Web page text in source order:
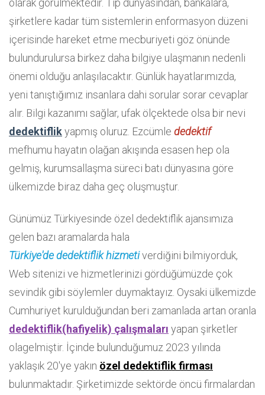
şirketlere kadar tüm sistemlerin enformasyon düzeni
içerisinde hareket etme mecburiyeti göz önünde
bulundurulursa birkez daha bilgiye ulaşmanın nedenli
önemi olduğu anlaşılacaktır. Günlük hayatlarımızda,
yeni tanıştığımız insanlara dahi sorular sorar cevaplar
alır. Bilgi kazanımı sağlar, ufak ölçektede olsa bir nevi
dedektiflikyapmış oluruz. Ezcümle dedektif
mefhumu hayatın olağan akışında esasen hep ola
gelmiş, kurumsallaşma süreci batı dünyasına göre
ülkemizde biraz daha geç oluşmuştur.
Günümüz Türkiyesinde özel dedektiflik ajansımıza
gelen bazı aramalarda hala
Türkiye'de dedektiflik hizmetiverdiğini bilmiyorduk,
Web sitenizi ve hizmetlerinizi gördüğümüzde çok
sevindik gibi söylemler duymaktayız. Oysaki ülkemizde
Cumhuriyet kurulduğundan beri zamanlada artan oranla
dedektiflik(hafiyelik) çalışmaları yapan şirketler
olagelmiştir. İçinde bulunduğumuz 2023 yılında
yaklaşık 20'ye yakın özel dedektiflik firması
bulunmaktadır. Şirketimizde sektörde öncü firmalardan